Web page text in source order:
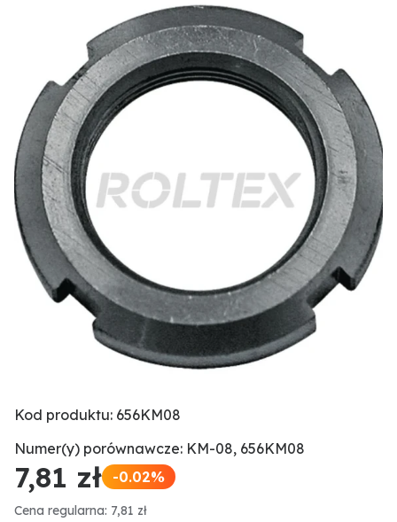
Kod produktu: 656KM08
Numer(y) porównawcze: KM-08, 656KM08
7,81 zł -0.02%
Cena regularna: 7,81 zł